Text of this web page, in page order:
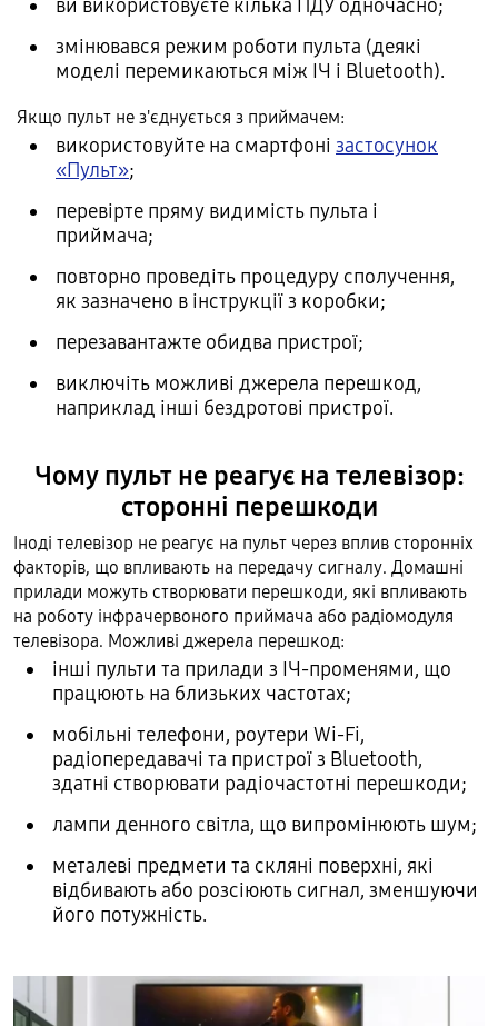
ви використовуєте кілька ПДУ одночасно;
змінювався режим роботи пульта (деякі
моделі перемикаються між ІЧ і Bluetooth).
Якщо пульт не з'єднується з приймачем:
використовуйте на смартфоні застосунок
«Пульт»;
перевірте пряму видимість пульта і
приймача;
повторно проведіть процедуру сполучення,
як зазначено в інструкції з коробки;
перезавантажте обидва пристрої;
виключіть можливі джерела перешкод,
наприклад інші бездротові пристрої.
Чому пульт не реагує на телевізор:
сторонні перешкоди
Іноді телевізор не реагує на пульт через вплив сторонніх
факторів, що впливають на передачу сигналу. Домашні
прилади можуть створювати перешкоди, які впливають
на роботу інфрачервоного приймача або радіомодуля
телевізора. Можливі джерела перешкод:
інші пульти та прилади з ІЧ-променями, що
працюють на близьких частотах;
мобільні телефони, роутери Wi-Fi,
радіопередавачі та пристрої з Bluetooth,
здатні створювати радіочастотні перешкоди;
лампи денного світла, що випромінюють шум;
металеві предмети та скляні поверхні, які
відбивають або розсіюють сигнал, зменшуючи
його потужність.